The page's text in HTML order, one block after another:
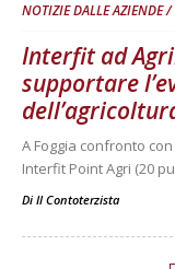
NOTIZIE DALLE AZIENDE
Interfit ad
supportare
A Foggia confronto
Interfit Point Agri (20
Di Il Contoterzista